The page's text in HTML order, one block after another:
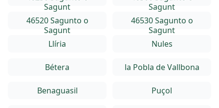
Sagunt
Sagunt
46520 Sagunto o
Sagunt
46530 Sagunto o
Sagunt
Llíria
Nules
Bétera la Pobla de Vallbona
Benaguasil Puçol